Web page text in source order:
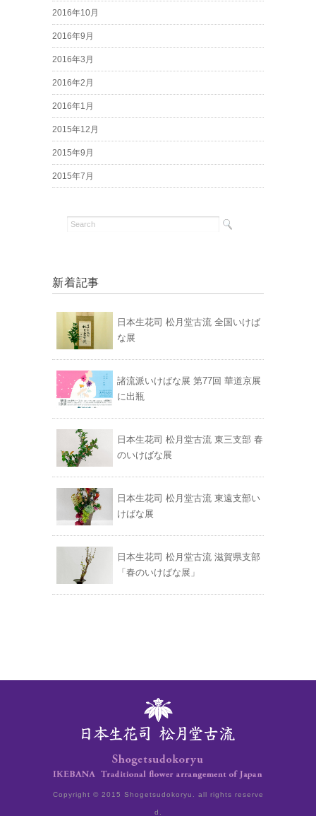
2016年10月
2016年9月
2016年3月
2016年2月
2016年1月
2015年12月
2015年9月
2015年7月
新着記事
日本生花司 松月堂古流 全国いけば
な展
諸流派いけばな展 第77回 華道京展
に出瓶
日本生花司 松月堂古流 東三支部 春
のいけばな展
日本生花司 松月堂古流 東遠支部い
けばな展
日本生花司 松月堂古流 滋賀県支部
「春のいけばな展」
Copyright © 2015 Shogetsudokoryu . all rights reserve
d.